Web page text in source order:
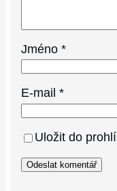
Jméno*
E-mail*
Uložit do